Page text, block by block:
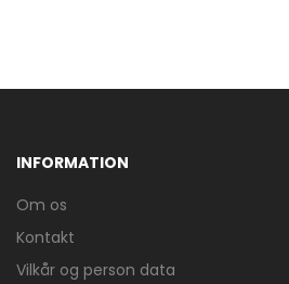
INFORMATION
Om os
Kontakt
Vilkår og person data